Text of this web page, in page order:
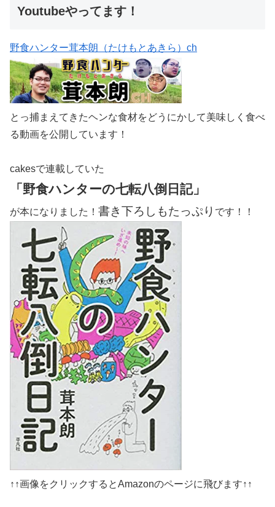
Youtubeやってます！
野食ハンター茸本朗（たけもとあきら）ch
とっ捕まえてきたヘンな食材をどうにかして美味しく食べ
る動画を公開しています！
cakesで連載していた
「野食ハンターの七転八倒日記」
が本になりました！ 書き下ろしもたっぷり です！！
↑↑画像をクリックするとAmazonのページに飛びます↑↑